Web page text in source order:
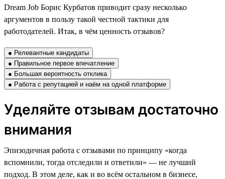
Dream Job Борис Курбатов приводит сразу несколько
аргументов в пользу такой честной тактики для
работодателей. Итак, в чём ценность отзывов?
● Релевантные кандидаты
● Правильное первое впечатление
● Большая вероятность отклика
● Работа с репутацией и наём на одной платформе
Уделяйте отзывам достаточно
внимания
Эпизодичная работа с отзывами по принципу «когда
вспомнили, тогда отследили и ответили» — не лучший
подход. В этом деле, как и во всём остальном в бизнесе,